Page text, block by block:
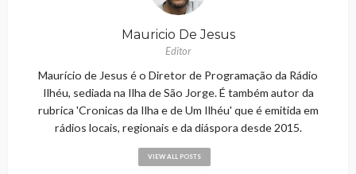
Mauricio De Jesus
Editor
Maurício de Jesus é o Diretor de Programação da Rádio
Ilhéu, sediada na Ilha de São Jorge. É também autor da
rubrica 'Cronicas da Ilha e de Um Ilhéu' que é emitida em
rádios locais, regionais e da diáspora desde 2015.
VIEW ALL POSTS